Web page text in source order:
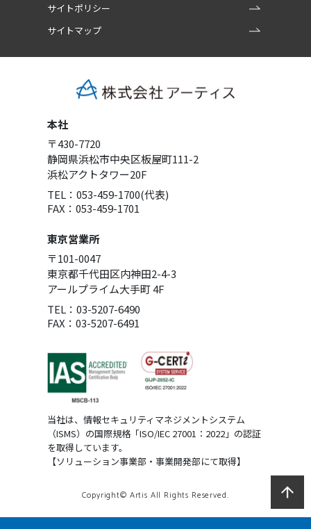
サイトポリシー
サイトマップ
本社
〒430-7720
静岡県浜松市中央区板屋町111-2
浜松アクトタワー20F
TEL：053-459-1700(代表)
FAX：053-459-1701
東京営業所
〒101-0047
東京都千代田区内神田2-4-3
アールプライム大手町 4F
TEL：03-5207-6490
FAX：03-5207-6491
当社は、情報セキュリティマネジメントシステム
（ISMS）の国際規格「ISO/IEC 27001：2022」の認証
を取得しています。
【ソリューション事業部・事業開発部にて取得】
Copyright© Artis All Rights Reserved.